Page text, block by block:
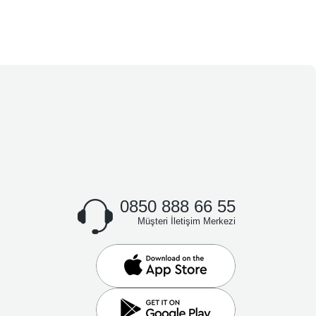
0850 888 66 55
Müşteri İletişim Merkezi